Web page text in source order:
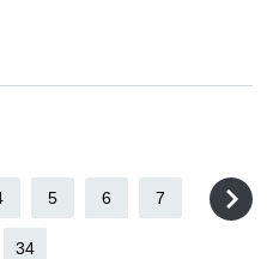
5 6 7
34